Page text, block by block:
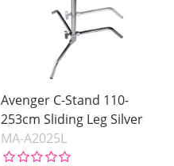
Avenger C-Stand 110-
253cm Sliding Leg Silver
MA-A2025L